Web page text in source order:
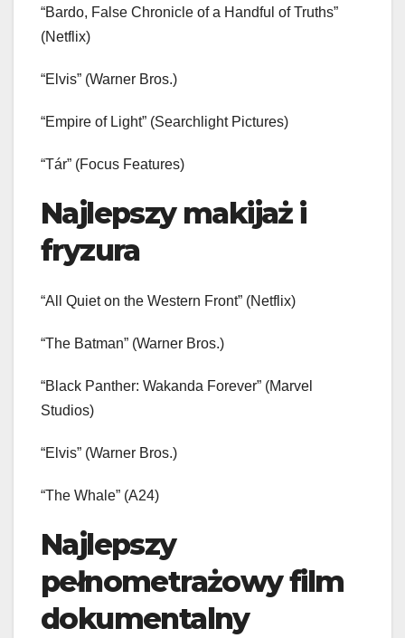
“Bardo, False Chronicle of a Handful of Truths”
(Netflix)
“Elvis” (Warner Bros.)
“Empire of Light” (Searchlight Pictures)
“Tár” (Focus Features)
Najlepszy makijaż i
fryzura
“All Quiet on the Western Front” (Netflix)
“The Batman” (Warner Bros.)
“Black Panther: Wakanda Forever” (Marvel
Studios)
“Elvis” (Warner Bros.)
“The Whale” (A24)
Najlepszy
pełnometrażowy film
dokumentalny